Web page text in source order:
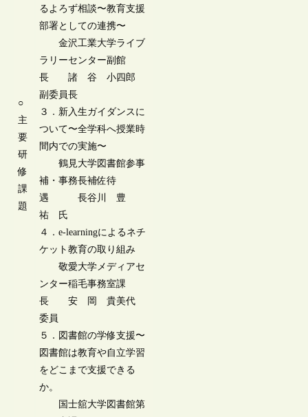
○
主
要
研
修
課
題
るよろず相談〜教育支援
部署としての連携〜
金沢工業大学ライブ
ラリーセンター副館
長 諸 谷 小四郎
副委員長
３．新入生ガイダンスに
ついて〜全学科へ授業時
間内での実施〜
鶴見大学図書館参事
補・事務長補佐待
遇 長谷川 豊
祐 氏
４．e-learningによるネチ
ケット教育の取り組み
敬愛大学メディアセ
ンター稲毛事務室課
長 安 岡 貴美代
委員
５．図書館の学修支援〜
図書館は教育や自立学習
をどこまで支援できる
か。
国士舘大学図書館第